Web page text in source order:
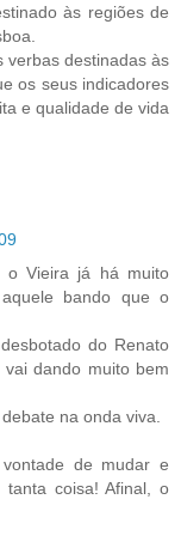
às regiões de
verbas destinadas às
os seus indicadores
e qualidade de vida
o Vieira já há muito
bando que o
do Renato
dando muito bem
na onda viva.
de mudar e
tanta coisa! Afinal, o